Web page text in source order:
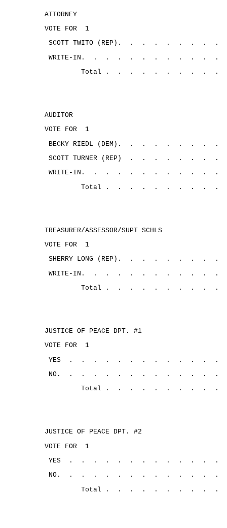
ATTORNEY
VOTE FOR
1
SCOTT TWITO (REP).
. . . . . . .
.
WRITE-IN.
. . . . . . . . . .
.
Total .
. . . . . . . . .
AUDITOR
VOTE FOR
1
BECKY RIEDL (DEM).
. . . . . . .
.
SCOTT TURNER (REP)
. . . . . . .
.
WRITE-IN.
. . . . . . . . . .
.
Total .
. . . . . . . . .
TREASURER/ASSESSOR/SUPT SCHLS
VOTE FOR
1
SHERRY LONG (REP).
. . . . . . .
.
WRITE-IN.
. . . . . . . . . .
.
Total .
. . . . . . . . .
JUSTICE OF PEACE DPT. #1
VOTE FOR
1
YES
. . . . . . . . . . . .
.
NO.
. . . . . . . . . . . .
.
Total .
. . . . . . . . .
JUSTICE OF PEACE DPT. #2
VOTE FOR
1
YES
. . . . . . . . . . . .
.
NO.
. . . . . . . . . . . .
.
Total .
. . . . . . . . .